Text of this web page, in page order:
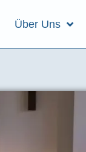
Über Uns